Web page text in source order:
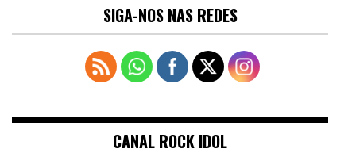
SIGA-NOS NAS REDES
CANAL ROCK IDOL